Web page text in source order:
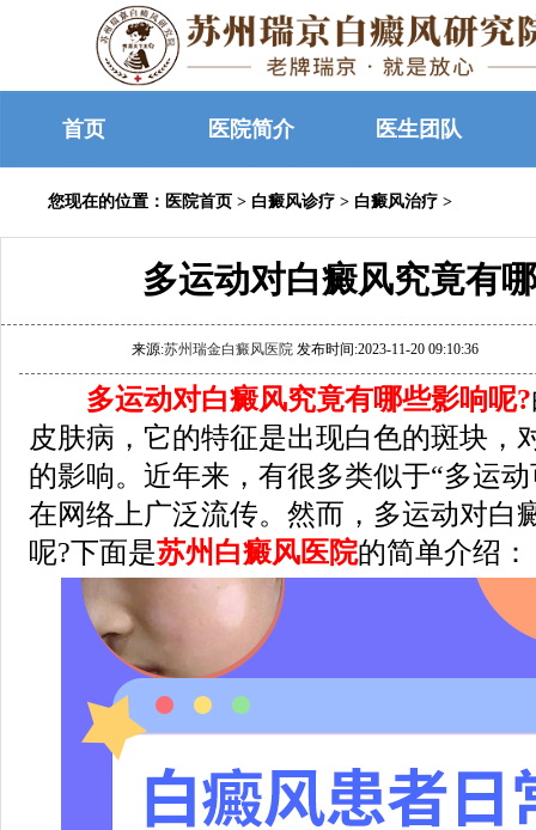
首页 医院简介 医生团队
您现在的位置： 医院首页 > 白癜风诊疗 > 白癜风治疗 >
多运动对白癜风究竟有
来源:苏州瑞金白癜风医院 发布时间:2023-11-20 09:10:36
多运动对白癜风究竟有哪些影响呢?
皮肤病，它的特征是出现白色的斑块，
的影响。近年来，有很多类似于“多运
在网络上广泛流传。然而，多运动对白
呢?下面是苏州白癜风医院的简单介绍：